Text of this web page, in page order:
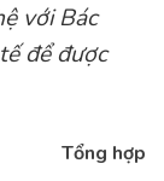
với Bác
để được
Tổng hợp